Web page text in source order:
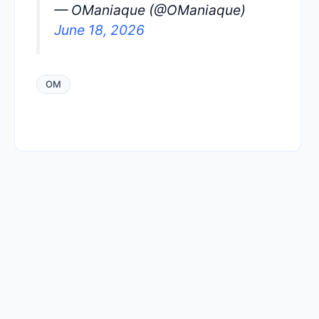
— OManiaque (@OManiaque)
June 18, 2026
OM